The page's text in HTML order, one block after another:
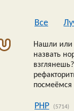
Все
Нашли или
назвать
посмеёмся
PHP (5714)